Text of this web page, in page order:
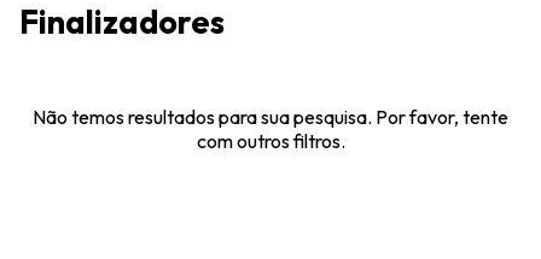
Finalizadores
Não temos resultados para sua pesquisa. Por favor, tente
com outros filtros.